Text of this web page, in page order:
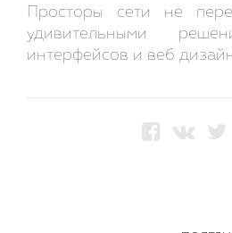
Просторы сети не
удивительными
интерфейсов и веб